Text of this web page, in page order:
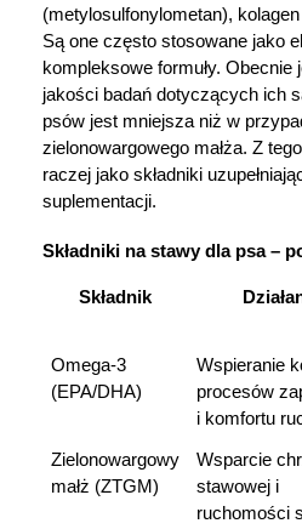
(metylosulfonylometan),
Są one często stosowane jako
kompleksowe formuły.
jakości badań dotyczących ich
psów jest mniejsza niż w
zielonowargowego małża. Z
raczej jako składniki
suplementacji.
Składniki na stawy dla psa –
Składnik
Omega-3
(EPA/DHA)
Wspieranie
procesów
i komfortu
Zielonowargowy
małż (ZTGM)
Wsparcie
stawowej i
ruchomości